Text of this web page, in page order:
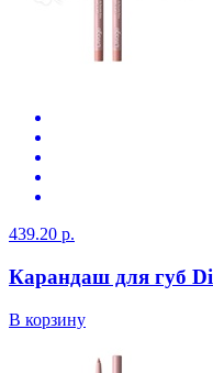
439.20 р.
Карандаш для губ
В корзину